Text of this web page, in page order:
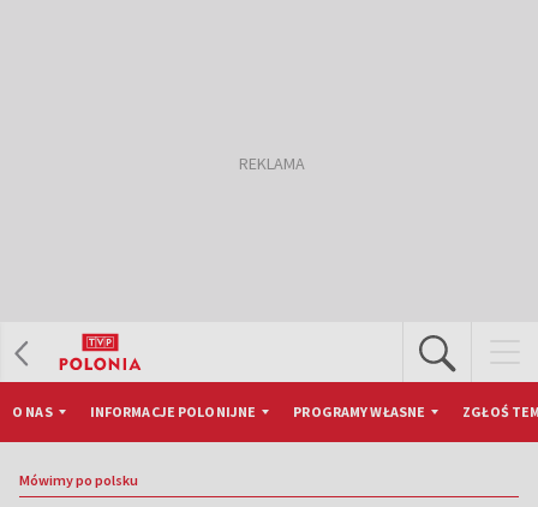
O NAS INFORMACJE POLONIJNE PROGRAMY WŁASNE ZGŁOŚ
Mówimy po polsku